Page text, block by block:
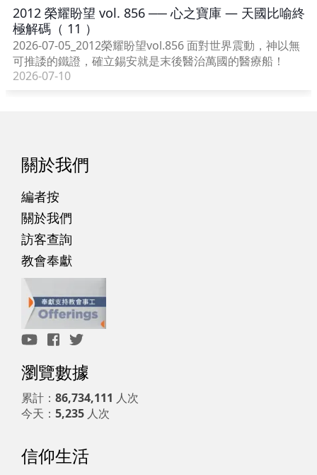
2012 榮耀盼望 vol. 856 ── 心之寶庫 — 天國比喻終
極解碼（ 11 ）
2026-07-05_2012榮耀盼望vol.856 面對世界震動，神以無
可推諉的鐵證，確立錫安就是末後醫治萬國的醫療船！
2026-07-10
關於我們
編者按
關於我們
訪客查詢
教會奉獻
瀏覽數據
累計： 86,734,111 人次
今天： 5,235 人次
信仰生活